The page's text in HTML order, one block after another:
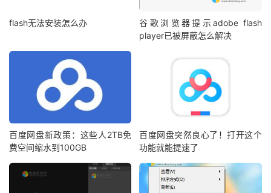
flash无法安装怎么办
谷歌浏览器提示adobe flash
player已被屏蔽怎么解决
百度网盘新政策：这些人2TB免
费空间缩水到100GB
百度网盘突然良心了！打开这个
功能就能提速了